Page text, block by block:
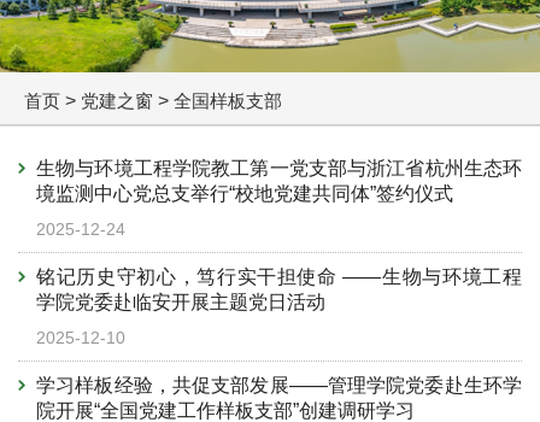
首页 > 党建之窗 > 全国样板支部
生物与环境工程学院教工第一党支部与浙江省杭州生态环
境监测中心党总支举行“校地党建共同体”签约仪式
2025-12-24
铭记历史守初心，笃行实干担使命 ——生物与环境工程
学院党委赴临安开展主题党日活动
2025-12-10
学习样板经验，共促支部发展——管理学院党委赴生环学
院开展“全国党建工作样板支部”创建调研学习